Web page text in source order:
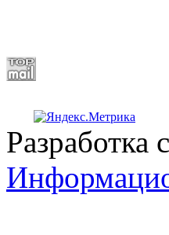
Разработка